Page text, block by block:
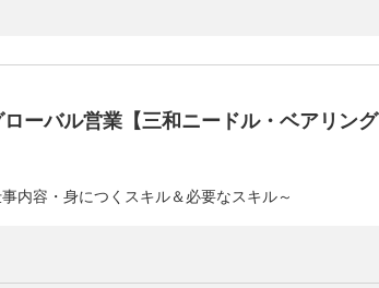
ーバル営業【三和ニードル・ベアリング
内容・身につくスキル＆必要なスキル～